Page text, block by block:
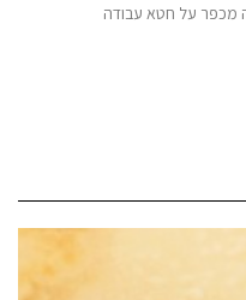
מכפר על חטא עבודה